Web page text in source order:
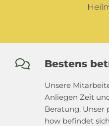
 Bestens
Unsere
Anliegen Zeit
Beratung. Unser
how befindet